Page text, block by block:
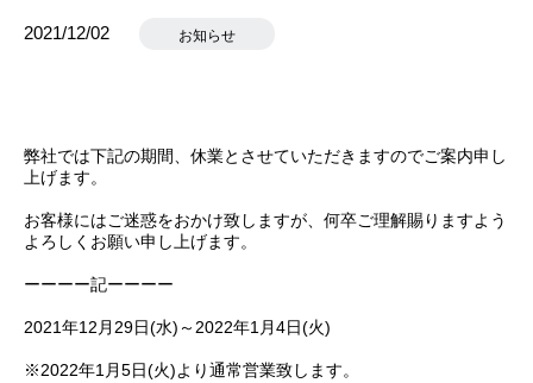
2021/12/02 お知らせ
弊社では下記の期間、休業とさせていただきますのでご案内申し
上げます。
お客様にはご迷惑をおかけ致しますが、何卒ご理解賜りますよう
よろしくお願い申し上げます。
ーーーー記ーーーー
2021年12月29日(水)～2022年1月4日(火)
※2022年1月5日(火)より通常営業致します。